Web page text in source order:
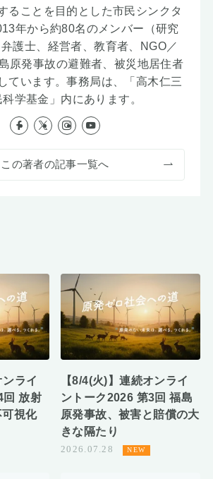
ることを目的とした市民シンクタ
年から約80名のメンバー（研究
護士、経営者、教育者、NGO／
原発事故の避難者、被災地居住者
ています。事務局は、「高木仁三
学基金」内にあります。
この著者の記事一覧へ
ンライ
回 放射
視化
【8/4(火)】連続オンライ
ントーク2026 第3回 福島
原発事故、被害と賠償の大
きな隔たり
2026.07.28